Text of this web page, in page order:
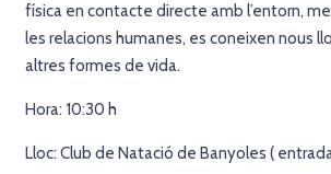
física en contacte directe amb l’entorn,
les relacions humanes, es coneixen nous
altres formes de vida.
Hora: 10:30 h
Lloc: Club de Natació de Banyoles (